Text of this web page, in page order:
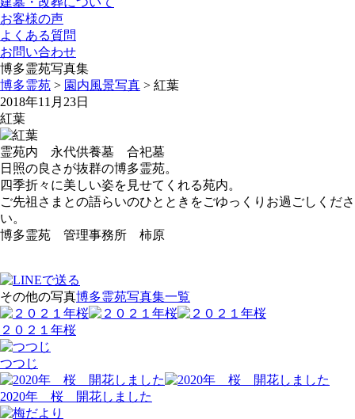
お客様の声
よくある質問
お問い合わせ
博多霊苑写真集
博多霊苑 > 園内風景写真 > 紅葉
2018年11月23日
紅葉
霊苑内 永代供養墓 合祀墓
日照の良さが抜群の博多霊苑。
四季折々に美しい姿を見せてくれる苑内。
ご先祖さまとの語らいのひとときをごゆっくりお過ごしくださ
い。
博多霊苑 管理事務所 柿原
その他の写真博多霊苑写真集一覧
２０２１年桜
つつじ
2020年 桜 開花しました